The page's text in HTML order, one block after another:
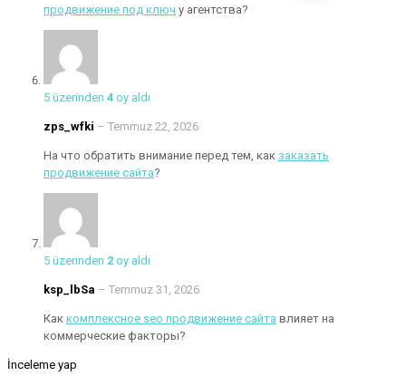
продвижение под ключ у агентства?
5 üzerinden 4 oy aldı
zps_wfki – Temmuz 22, 2026
На что обратить внимание перед тем, как заказать
продвижение сайта?
5 üzerinden 2 oy aldı
ksp_lbSa – Temmuz 31, 2026
Как комплексное seo продвижение сайта влияет на
коммерческие факторы?
İnceleme yap